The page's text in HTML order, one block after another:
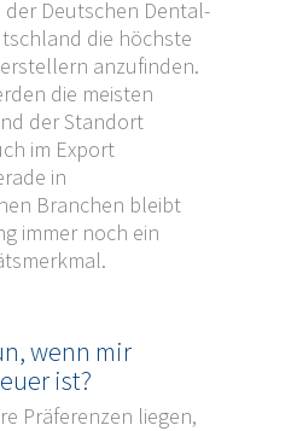
der Deutschen Dental-
die höchste
anzufinden.
die meisten
der Standort
im Export
in
Branchen bleibt
immer noch ein
wenn mir
ist?
Präferenzen liegen,